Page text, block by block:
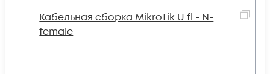
Кабельная сборка MikroTik U.fl - N-
female